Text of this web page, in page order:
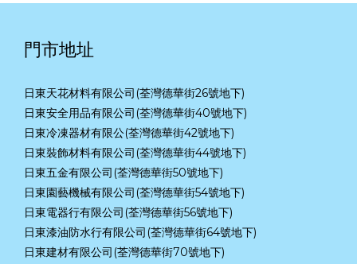
門市地址
日東天花材料有限公司(荃灣德華街26號地下)
日東安全用品有限公司(荃灣德華街40號地下)
日東冷凍器材有限公(荃灣德華街42號地下)
日東裝飾材料有限公司(荃灣德華街44號地下)
日東五金有限公司(荃灣德華街50號地下)
日東園藝機械有限公司(荃灣德華街54號地下)
日東電器行有限公司(荃灣德華街56號地下)
日東漆油防水行有限公司(荃灣德華街64號地下)
日東建材有限公司(荃灣德華街70號地下)